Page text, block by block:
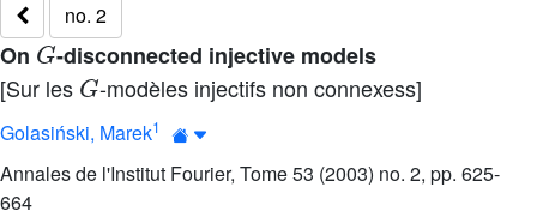
no. 2
On
G
-disconnected injective models
[Sur lesG-modèles injectifs non connexess]
Golasiński, Marek1
Annales de l'Institut Fourier, Tome 53 (2003) no. 2, pp. 625-
664